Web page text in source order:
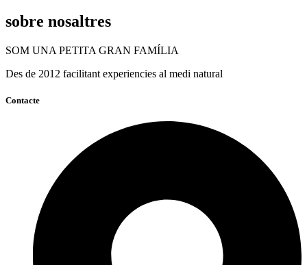
sobre nosaltres
SOM UNA PETITA GRAN FAMÍLIA
Des de 2012 facilitant experiencies al medi natural
Contacte